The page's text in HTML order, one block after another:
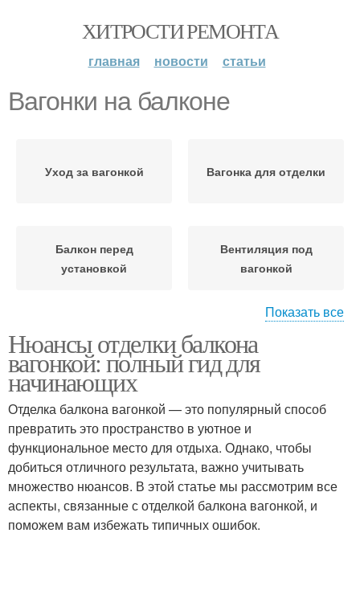
ХИТРОСТИ РЕМОНТА
главная новости статьи
Вагонки на балконе
Уход за вагонкой Вагонка для отделки
Балкон перед
установкой
Вентиляция под
вагонкой
вагонка
Вагонка для открытых и
Закрытые балконы Деревянная вагонка
Балкон перед обшивкой Вагонка для обшивки
Показать все
Нюансы отделки балкона
вагонкой: полный гид для
начинающих
Отделка балкона вагонкой — это популярный способ
превратить это пространство в уютное и
функциональное место для отдыха. Однако, чтобы
добиться отличного результата, важно учитывать
множество нюансов. В этой статье мы рассмотрим все
аспекты, связанные с отделкой балкона вагонкой, и
поможем вам избежать типичных ошибок.